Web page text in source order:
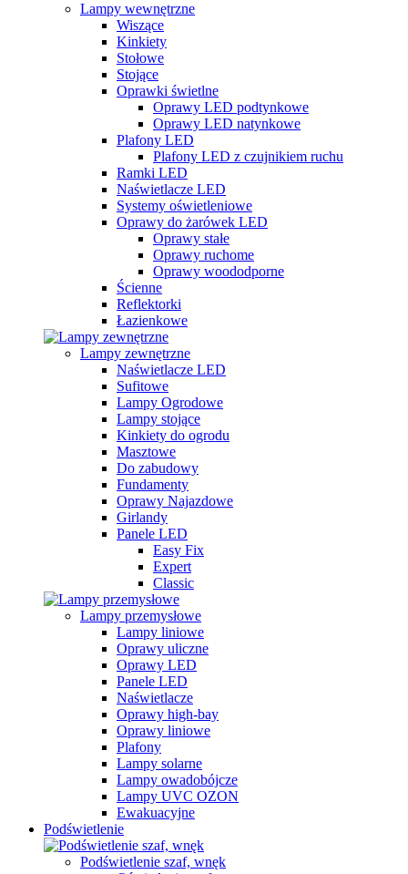
Lampy wewnętrzne
Wiszące
Kinkiety
Stołowe
Stojące
Oprawki świetlne
Oprawy LED podtynkowe
Oprawy LED natynkowe
Plafony LED
Plafony LED z czujnikiem ruchu
Ramki LED
Naświetlacze LED
Systemy oświetleniowe
Oprawy do żarówek LED
Oprawy stałe
Oprawy ruchome
Oprawy woododporne
Ścienne
Reflektorki
Łazienkowe
Lampy zewnętrzne
Naświetlacze LED
Sufitowe
Lampy Ogrodowe
Lampy stojące
Kinkiety do ogrodu
Masztowe
Do zabudowy
Fundamenty
Oprawy Najazdowe
Girlandy
Panele LED
Easy Fix
Expert
Classic
Lampy przemysłowe
Lampy liniowe
Oprawy uliczne
Oprawy LED
Panele LED
Naświetlacze
Oprawy high-bay
Oprawy liniowe
Plafony
Lampy solarne
Lampy owadobójcze
Lampy UVC OZON
Ewakuacyjne
Podświetlenie
Podświetlenie szaf, wnęk